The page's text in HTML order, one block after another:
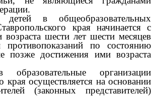
детей в общеобразовательных
края начинается с
шести лет шести месяцев
противопоказаний по состоянию
позже достижения ими возраста
организации
края осуществляется на основании
(законных представителей)